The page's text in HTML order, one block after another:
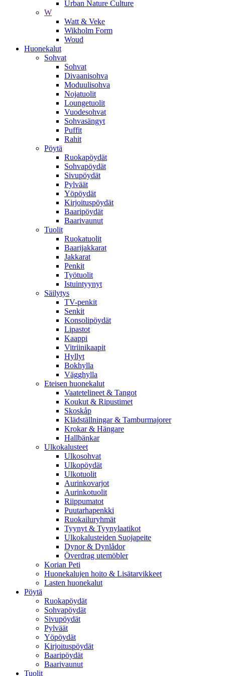
Urban Nature Culture
W
Watt & Veke
Wikholm Form
Woud
Huonekalut
Sohvat
Sohvat
Divaanisohva
Moduulisohva
Nojatuolit
Loungetuolit
Vuodesohvat
Sohvasängyt
Puffit
Rahit
Pöytä
Ruokapöydät
Sohvapöydät
Sivupöydät
Pylväät
Yöpöydät
Kirjoituspöydät
Baaripöydät
Baarivaunut
Tuolit
Ruokatuolit
Baarijakkarat
Jakkarat
Penkit
Työtuolit
Istuintyynyt
Säilytys
TV-penkit
Senkit
Konsolipöydät
Lipastot
Kaappi
Vitriinikaapit
Hyllyt
Bokhylla
Vägghylla
Eteisen huonekalut
Vaatetelineet & Tangot
Koukut & Ripustimet
Skoskåp
Klädställningar & Tamburmajorer
Krokar & Hängare
Hallbänkar
Ulkokalusteet
Ulkosohvat
Ulkopöydät
Ulkotuolit
Aurinkovarjot
Aurinkotuolit
Riippumatot
Puutarhapenkki
Ruokailuryhmät
Tyynyt & Tyynylaatikot
Ulkokalusteiden Suojapeite
Dynor & Dynlådor
Överdrag utemöbler
Korian Peti
Huonekalujen hoito & Lisätarvikkeet
Lasten huonekalut
Pöytä
Ruokapöydät
Sohvapöydät
Sivupöydät
Pylväät
Yöpöydät
Kirjoituspöydät
Baaripöydät
Baarivaunut
Tuolit